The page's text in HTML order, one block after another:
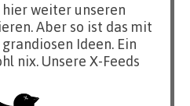
weiter unseren
Aber so ist das mit
Ideen. Ein
nix. Unsere X-Feeds